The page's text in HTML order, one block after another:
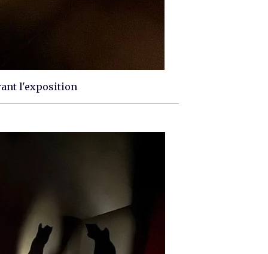
l'exposition